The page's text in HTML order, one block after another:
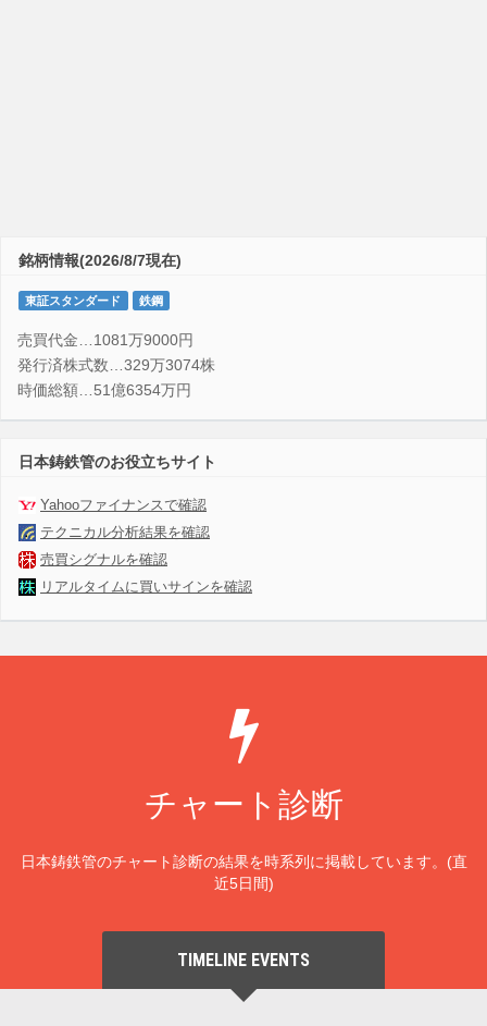
銘柄情報(2026/8/7現在)
東証スタンダード 鉄鋼
売買代金…1081万9000円
発行済株式数…329万3074株
時価総額…51億6354万円
日本鋳鉄管のお役立ちサイト
Yahooファイナンスで確認
テクニカル分析結果を確認
売買シグナルを確認
リアルタイムに買いサインを確認
チャート診断
日本鋳鉄管のチャート診断の結果を時系列に掲載しています。(直
近5日間)
TIMELINE EVENTS